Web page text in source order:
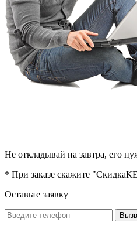
Не откладывай на завтра, его
* При заказе скажите
Оставьте заявку